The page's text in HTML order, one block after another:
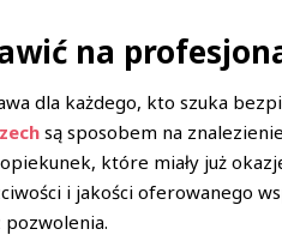
na
dla każdego, kto szuka
są sposobem na
które miały już
i jakości oferowanego